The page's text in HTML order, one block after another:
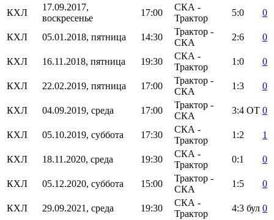
КХЛ
17.09.2017,
воскресенье
17:00
СКА -
Трактор
5:0 0
КХЛ 05.01.2018, пятница 14:30
Трактор -
СКА
2:6 0
КХЛ 16.11.2018, пятница 19:30
СКА -
Трактор
1:0 0
КХЛ 22.02.2019, пятница 17:00
Трактор -
СКА
1:3 0
КХЛ 04.09.2019, среда 17:00
Трактор -
СКА
3:4 ОТ 0
КХЛ 05.10.2019, суббота 17:30
СКА -
Трактор
1:2 1
КХЛ 18.11.2020, среда 19:30
СКА -
Трактор
0:1 0
КХЛ 05.12.2020, суббота 15:00
Трактор -
СКА
1:5 0
КХЛ 29.09.2021, среда 19:30
СКА -
Трактор
4:3 бул 0